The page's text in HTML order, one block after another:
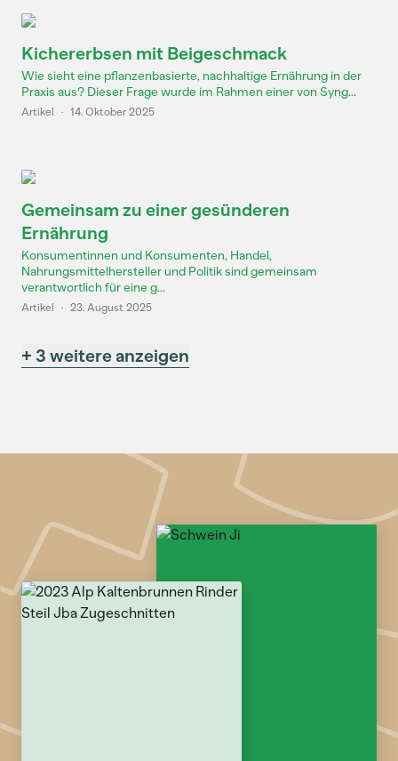
Kichererbsen mit Beigeschmack
Wie sieht eine pflanzenbasierte, nachhaltige Ernährung in der
Praxis aus? Dieser Frage wurde im Rahmen einer von Syng...
Artikel · 14. Oktober 2025
Gemeinsam zu einer gesünderen
Ernährung
Konsumentinnen und Konsumenten, Handel,
Nahrungsmittelhersteller und Politik sind gemeinsam
verantwortlich für eine g...
Artikel · 23. August 2025
+ 3 weitere anzeigen